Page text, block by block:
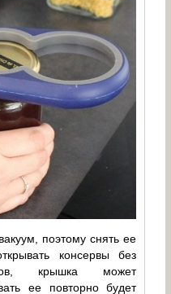
поэтому снять ее
консервы без
крышка может
ее повторно будет